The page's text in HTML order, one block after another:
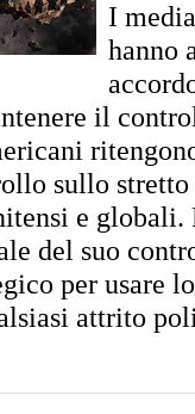
I
hanno
il
sullo stretto
e globali.
del suo
per usare
attrito